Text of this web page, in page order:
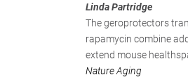
Linda Partridge
The geroprotectors
rapamycin combine
extend mouse
Nature Aging